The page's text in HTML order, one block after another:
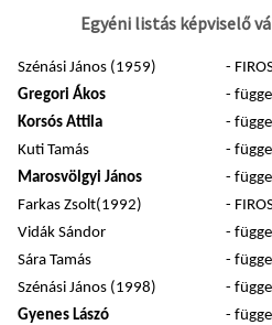
Egyéni listás képviselő
Szénási János (1959) -
Gregori Ákos
-
Korsós Attila
-
Kuti Tamás
-
Marosvölgyi János
-
Farkas Zsolt(1992)
-
Vidák Sándor
-
Sára Tamás
-
Szénási János (1998)
-
Gyenes Lászó
-